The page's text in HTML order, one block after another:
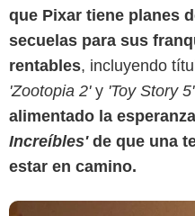
que Pixar tiene planes
secuelas para sus
rentables, incluyendo
'Zootopia 2'y 'Toy Story 5'
alimentado la
Increíbles'de que una
estar en camino.